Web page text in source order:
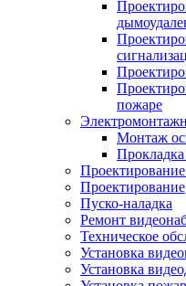
пожаре
Монтаж
Прокладка
Проектирование
Пуско-наладка
Ремонт
Техническое
Установка
Установка